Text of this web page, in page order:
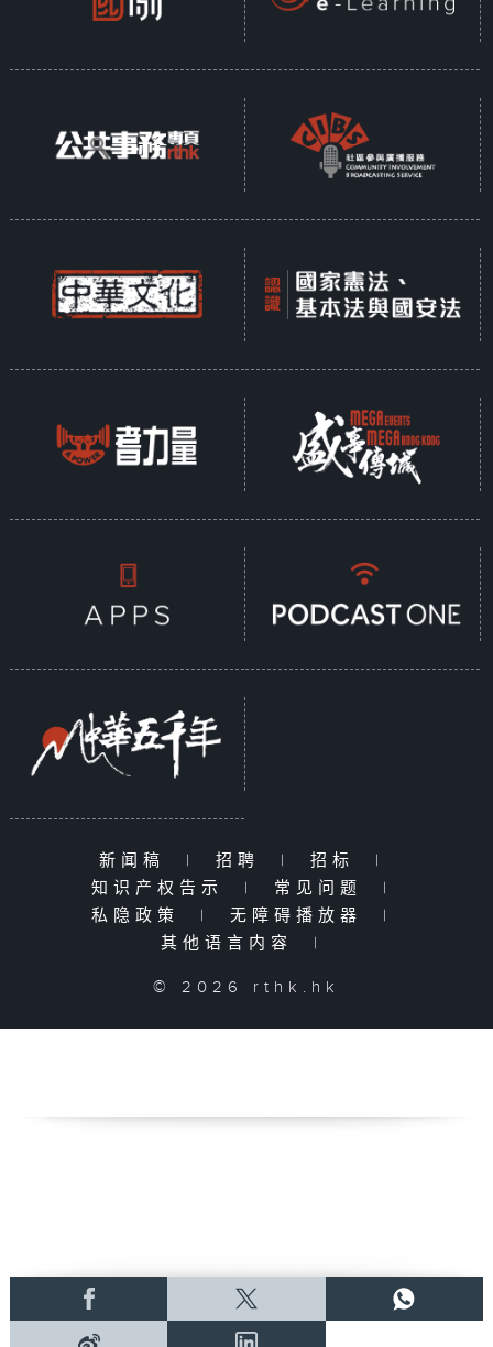
新闻稿 | 招聘 | 招标
|
知识产权告示
| 常见问题
|
私隐政策
| 无障碍播放器
|
其他语言内容
|
© 2026 rthk.hk